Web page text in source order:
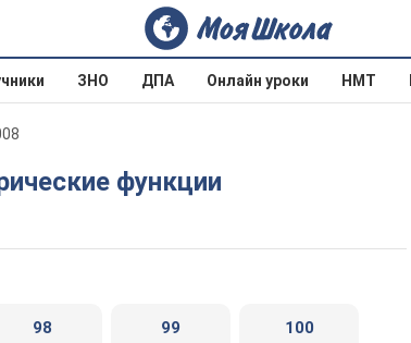
ЗНО ДПА Онлайн уроки НМТ
функции
98 99 100